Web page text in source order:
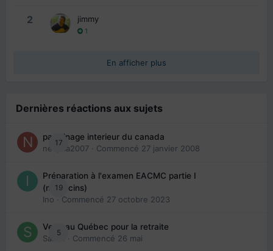
2 jimmy
1
En afficher plus
Dernières réactions aux sujets
17
parrainage interieur du canada
nedjma2007 · Commencé 27 janvier 2008
19
Préparation à l'examen EACMC partie I
(médecins)
Ino · Commencé 27 octobre 2023
5
Venir au Québec pour la retraite
Sab74
· Commencé 26 mai